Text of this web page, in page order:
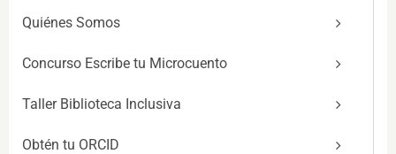
Quiénes Somos
Concurso Escribe tu Microcuento
Taller Biblioteca Inclusiva
Obtén tu ORCID